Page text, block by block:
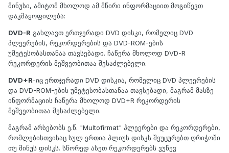
მინუსი, ამიტომ მხოლოდ ამ მწირი ინფორმაციით მოგიწევთ
დაკმაყოფილება:
DVD-R გახლავთ ერთჯერადი DVD დისკი, რომელიც DVD
პლეერების, რეკორდერების და DVD-ROM-ების
უმეტესობასთანაა თავსებადი. ჩაწერა მხოლოდ DVD-R
რეკორდერის მეშვეობითაა შესაძლებელი.
DVD+R-იც ერთჯერადი DVD დისკია, რომელიც DVD პლეერების
და DVD-ROM-ების უმეტესობასთანაა თავსებადი, მაგრამ მასზე
ინფორმაციის ჩაწერა მხოლოდ DVD+R რეკორდერის
მეშვეობითაა შესაძლებელი.
მაგრამ არსებობს ე.წ. "Multofirmat" პლეერები და რეკორდერები,
რომლებისთვისაც სულ ერთია პლიუს დისკს შეუცურებთ ღრიჭოში
თუ მინუს დისკს. სწორედ ასეთ რეკორდერებს ვუწევ